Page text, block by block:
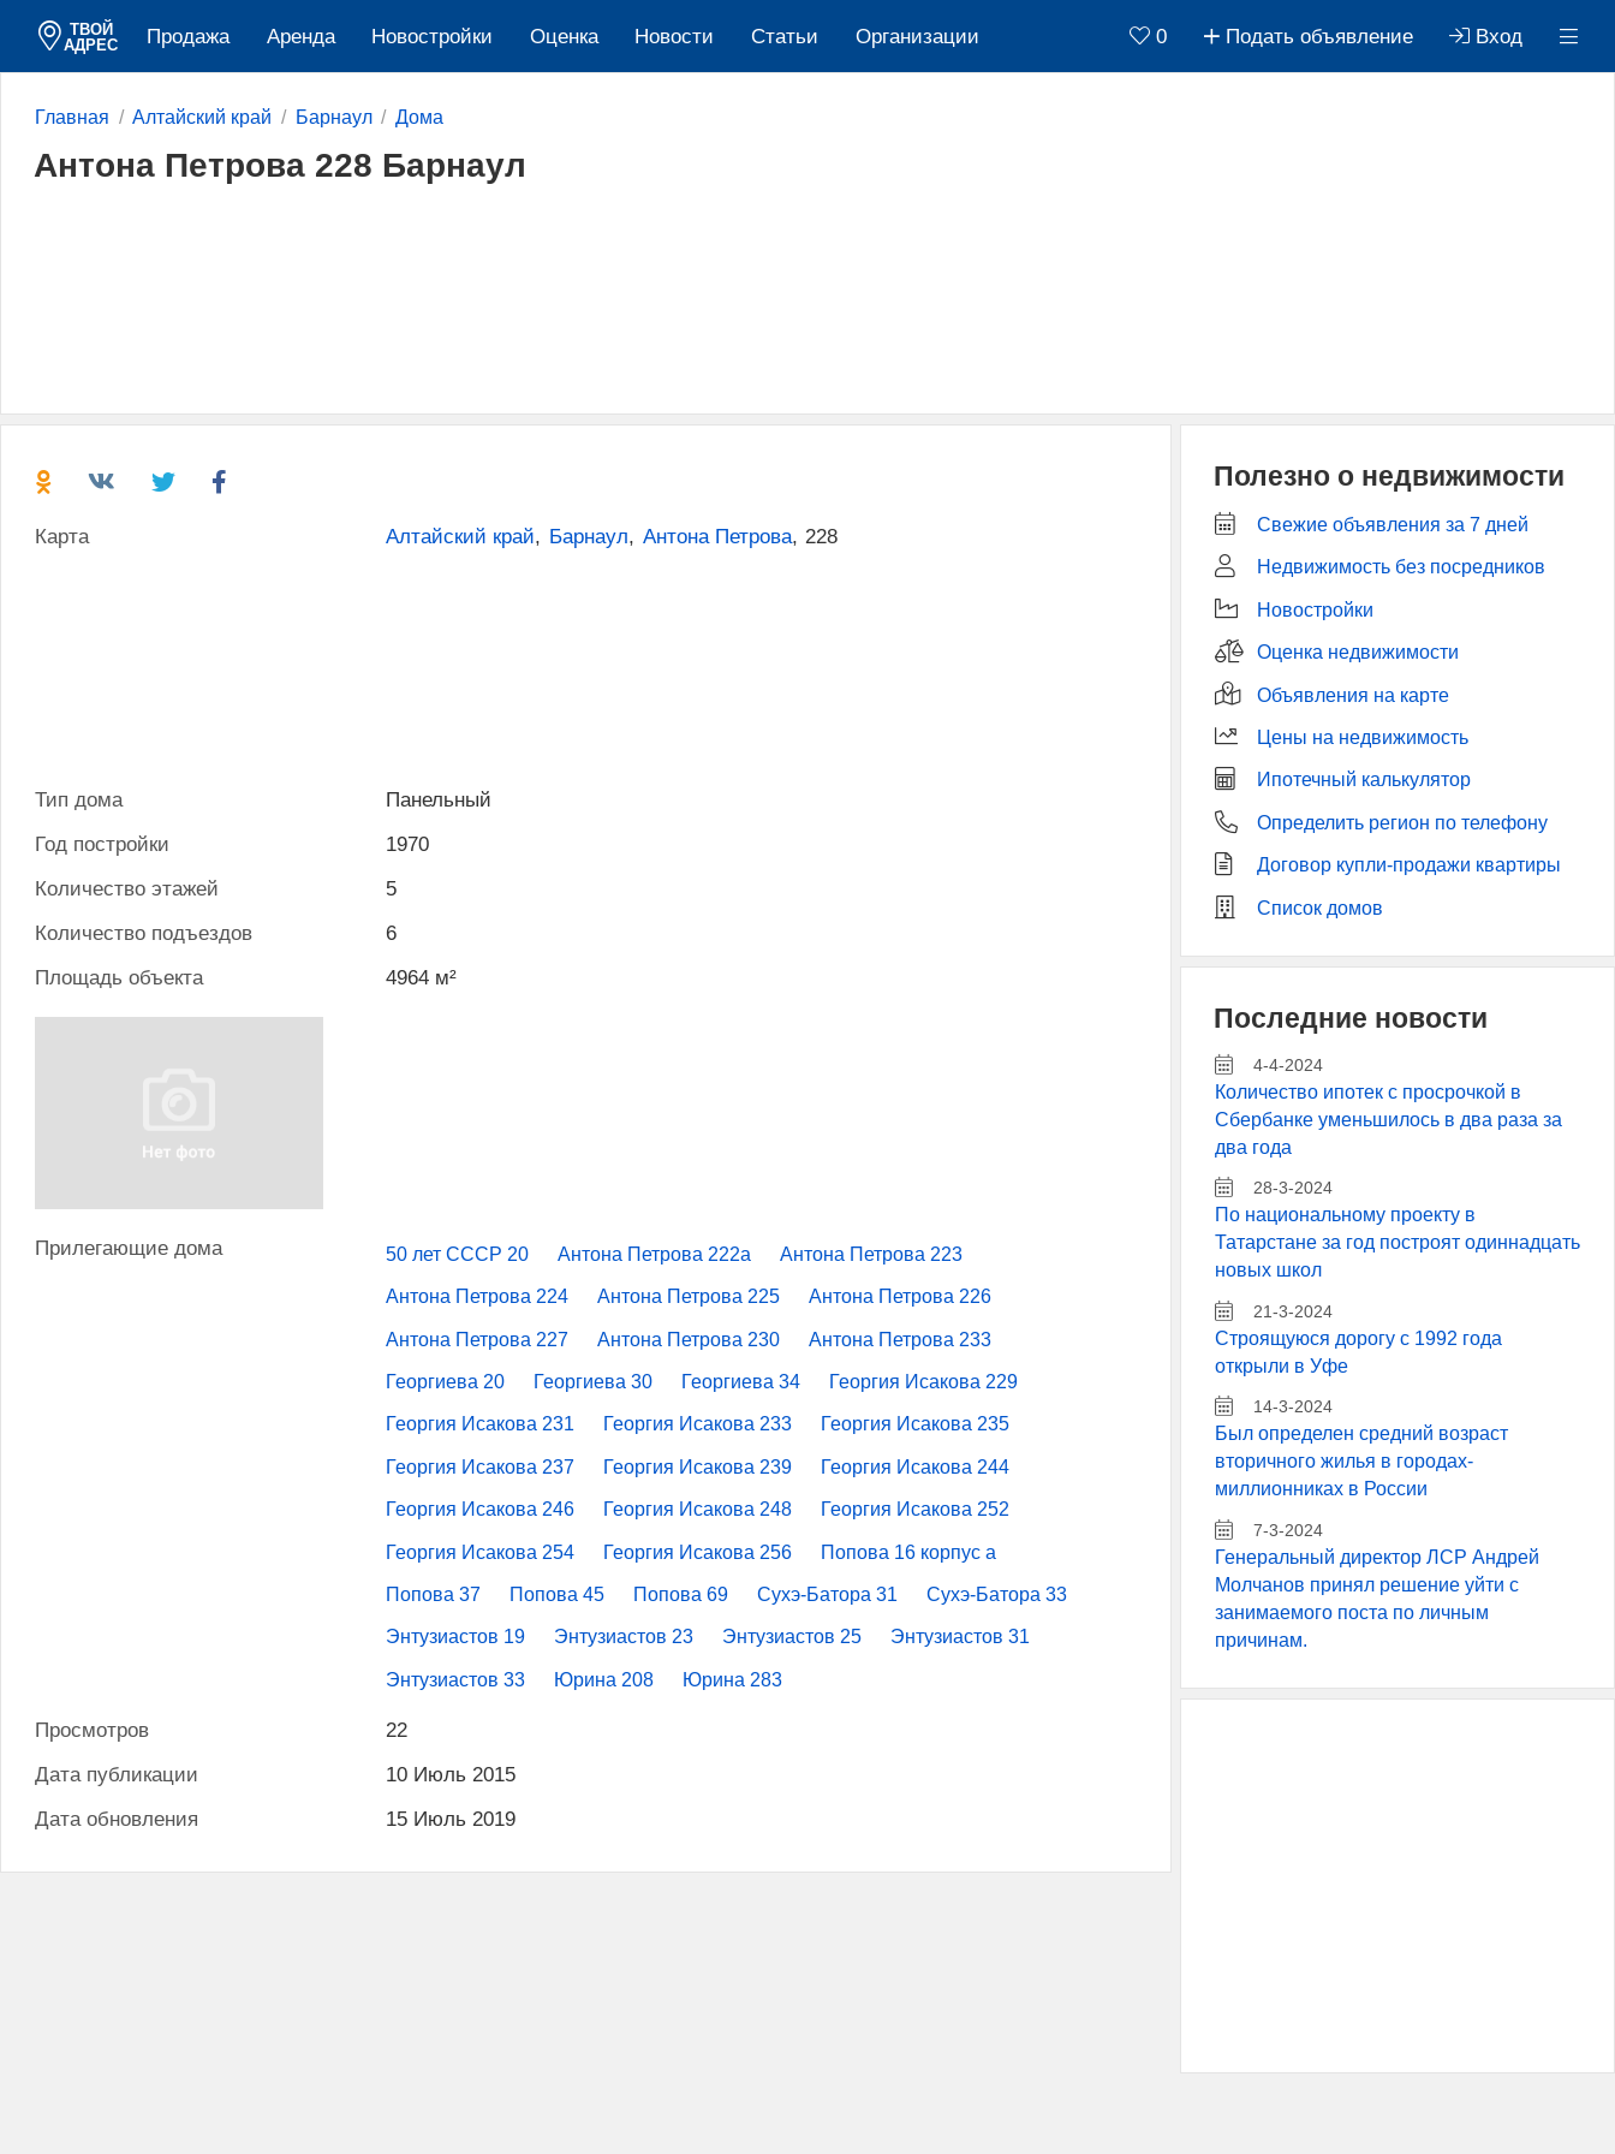
ТВОЙ
АДРЕС
Продажа Аренда Новостройки Оценка Новости Cтатьи Организации 0 Подать объявление Вход
Главная Алтайский край Барнаул Дома
Антона Петрова 228 Барнаул
Карта Алтайский край, Барнаул, Антона Петрова, 228
Тип дома
Панельный
Год постройки
1970
Количество этажей
5
Количество подъездов
6
Площадь объекта
4964 м²
Прилегающие дома 50 лет СССР 20 Антона Петрова 222а Антона Петрова 223
Антона Петрова 224 Антона Петрова 225 Антона Петрова 226
Антона Петрова 227 Антона Петрова 230 Антона Петрова 233
Георгиева 20 Георгиева 30 Георгиева 34 Георгия Исакова 229
Георгия Исакова 231 Георгия Исакова 233 Георгия Исакова 235
Георгия Исакова 237 Георгия Исакова 239 Георгия Исакова 244
Георгия Исакова 246 Георгия Исакова 248 Георгия Исакова 252
Георгия Исакова 254 Георгия Исакова 256 Попова 16 корпус а
Попова 37 Попова 45 Попова 69 Сухэ-Батора 31 Сухэ-Батора 33
Энтузиастов 19 Энтузиастов 23 Энтузиастов 25 Энтузиастов 31
Энтузиастов 33 Юрина 208 Юрина 283
Просмотров
22
Дата публикации
10 Июль 2015
Дата обновления
15 Июль 2019
Полезно о недвижимости
Свежие объявления за 7 дней
Недвижимость без посредников
Новостройки
Оценка недвижимости
Объявления на карте
Цены на недвижимость
Ипотечный калькулятор
Определить регион по телефону
Договор купли-продажи квартиры
Список домов
Последние новости
4-4-2024
Количество ипотек с просрочкой в
Сбербанке уменьшилось в два раза за
два года
28-3-2024
По национальному проекту в
Татарстане за год построят одиннадцать
новых школ
21-3-2024
Строящуюся дорогу с 1992 года
открыли в Уфе
14-3-2024
Был определен средний возраст
вторичного жилья в городах-
миллионниках в России
7-3-2024
Генеральный директор ЛСР Андрей
Молчанов принял решение уйти с
занимаемого поста по личным
причинам.